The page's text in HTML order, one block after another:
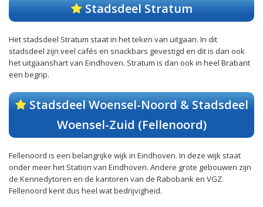
Stadsdeel Stratum
Het stadsdeel Stratum staat in het teken van uitgaan. In dit
stadsdeel zijn veel cafés en snackbars gevestigd en dit is dan ook
het uitgaanshart van Eindhoven. Stratum is dan ook in heel Brabant
een begrip.
Stadsdeel Woensel-Noord & Stadsdeel
Woensel-Zuid (Fellenoord)
Fellenoord is een belangrijke wijk in Eindhoven. In deze wijk staat
onder meer het Station van Eindhoven. Andere grote gebouwen zijn
de Kennedytoren en de kantoren van de Rabobank en VGZ.
Fellenoord kent dus heel wat bedrijvigheid.